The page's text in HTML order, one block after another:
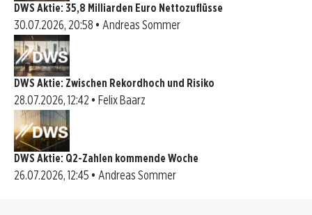
DWS Aktie: 35,8 Milliarden Euro Nettozuflüsse
30.07.2026, 20:58 • Andreas Sommer
DWS Aktie: Zwischen Rekordhoch und Risiko
28.07.2026, 12:42 • Felix Baarz
DWS Aktie: Q2-Zahlen kommende Woche
26.07.2026, 12:45 • Andreas Sommer